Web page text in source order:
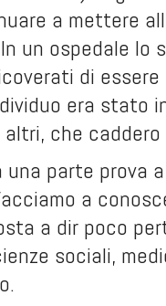
a mettere
un ospedale
di
era stato
altri, che
parte prova
a
a dir poco
sociali,